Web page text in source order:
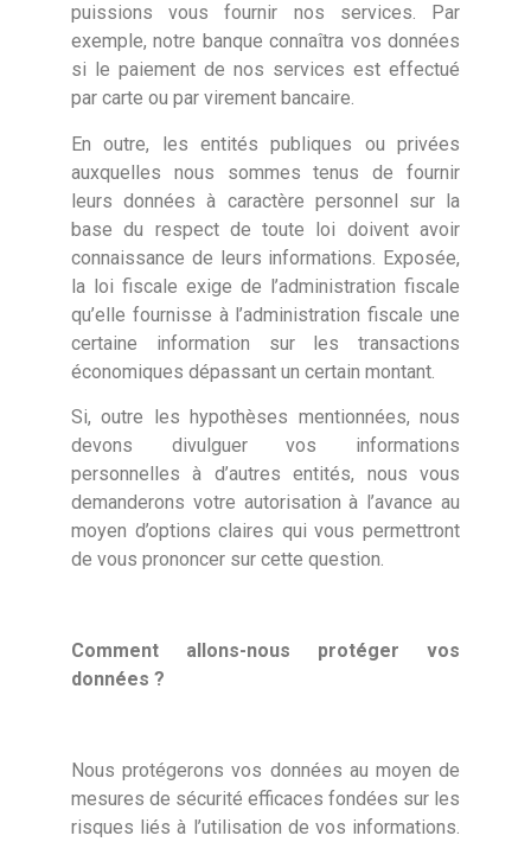
puissions vous fournir nos services. Par
exemple, notre banque connaîtra vos données
si le paiement de nos services est effectué
par carte ou par virement bancaire.
En outre, les entités publiques ou privées
auxquelles nous sommes tenus de fournir
leurs données à caractère personnel sur la
base du respect de toute loi doivent avoir
connaissance de leurs informations. Exposée,
la loi fiscale exige de l’administration fiscale
qu’elle fournisse à l’administration fiscale une
certaine information sur les transactions
économiques dépassant un certain montant.
Si, outre les hypothèses mentionnées, nous
devons divulguer vos informations
personnelles à d’autres entités, nous vous
demanderons votre autorisation à l’avance au
moyen d’options claires qui vous permettront
de vous prononcer sur cette question.
Comment allons-nous protéger vos
données ?
Nous protégerons vos données au moyen de
mesures de sécurité efficaces fondées sur les
risques liés à l’utilisation de vos informations.